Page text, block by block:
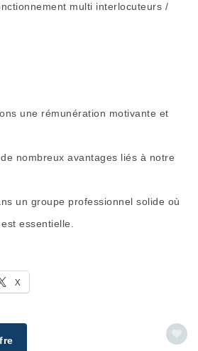
multi interlocuteurs /
une rémunération motivante et
nombreux avantages liés à notre
un groupe professionnel solide où
essentielle.
X